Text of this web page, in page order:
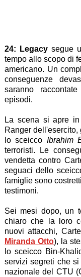
24: Legacy segue
tempo allo scopo di
americano. Un
conseguenze
saranno
episodi.
La scena si apre
Ranger
lo sceicco Ibrahim
terroristi. Le
vendetta contro
seguaci dello
famiglie sono
testimoni.
Sei mesi dopo, un
chiaro che la loro
nuovi attacchi,
Miranda Otto), la
lo sceicco Bin-
servizi segreti che
nazionale del CTU